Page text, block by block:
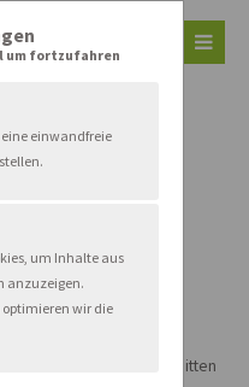
nicht.
nicht.
nicht.
nicht.
Schließung
ist ca. 10 x 3 m groß. Wir bitten
um fortzufahren
eine einwandfreie
um Inhalte aus
anzuzeigen.
wir die